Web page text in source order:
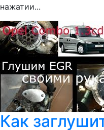
нажатии...
Как